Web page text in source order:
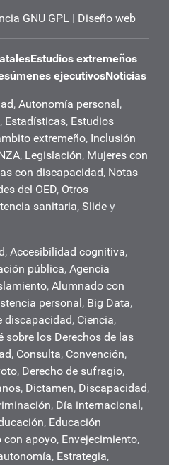
GNU GPL | Diseño web
Estudios extremeños
ejecutivosNoticias
, Autonomía personal,
, Estadísticas, Estudios
extremeño, Inclusión
, Legislación, Mujeres con
con discapacidad, Notas
del OED, Otros
sanitaria, Slide y
, Accesibilidad cognitiva,
pública, Agencia
, Alumnado con
personal, Big Data,
discapacidad, Ciencia,
sobre los Derechos de las
, Consulta, Convención,
, Derecho de sufragio,
, Dictamen, Discapacidad,
, Día internacional,
, Educación
con apoyo, Envejecimiento,
, Estrategia,